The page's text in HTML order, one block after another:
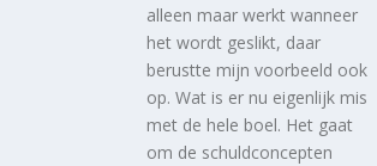
alleen maar werkt wanneer
het wordt geslikt, daar
berustte mijn voorbeeld ook
op. Wat is er nu eigenlijk mis
met de hele boel. Het gaat
om de schuldconcepten